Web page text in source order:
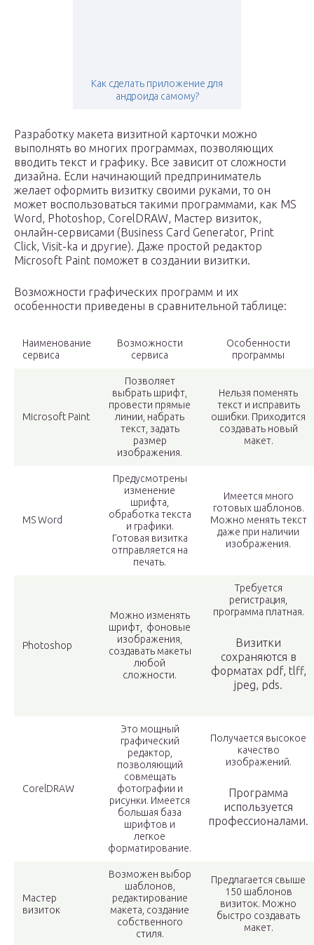
Как сделать приложение для
андроида самому?
Разработку макета визитной карточки можно
выполнять во многих программах, позволяющих
вводить текст и графику. Все зависит от сложности
дизайна. Если начинающий предприниматель
желает оформить визитку своими руками, то он
может воспользоваться такими программами, как MS
Word, Photoshop, CorelDRAW, Мастер визиток,
онлайн-сервисами (Business Card Generator, Print
Click, Visit-ka и другие). Даже простой редактор
Microsoft Paint поможет в создании визитки.
Возможности графических программ и их
особенности приведены в сравнительной таблице:
Наименование
сервиса
Возможности
сервиса
Особенности
программы
Microsoft Paint
Позволяет
выбрать шрифт,
провести прямые
линии, набрать
текст, задать
размер
изображения.
Нельзя поменять
текст и исправить
ошибки. Приходится
создавать новый
макет.
MS Word
Предусмотрены
изменение
шрифта,
обработка текста
и графики.
Готовая визитка
отправляется на
печать.
Имеется много
готовых шаблонов.
Можно менять текст
даже при наличии
изображения.
Photoshop
Можно изменять
шрифт, фоновые
изображения,
создавать макеты
любой
сложности.
Требуется
регистрация,
программа платная.
Визитки
сохраняются в
форматах pdf, tlff,
jpeg, pds.
CorelDRAW
Это мощный
графический
редактор,
позволяющий
совмещать
фотографии и
рисунки. Имеется
большая база
шрифтов и
легкое
форматирование.
Получается высокое
качество
изображений.
Программа
используется
профессионалами.
Мастер
визиток
Возможен выбор
шаблонов,
редактирование
макета, создание
собственного
стиля.
Предлагается свыше
150 шаблонов
визиток. Можно
быстро создавать
макет.